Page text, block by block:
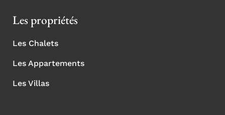
Les propriétés
Les Chalets
Les Appartements
Les Villas